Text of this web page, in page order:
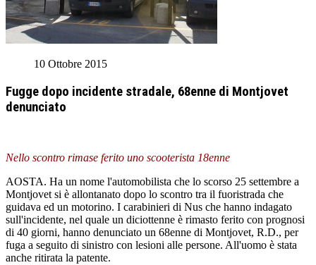
10 Ottobre 2015
Fugge dopo incidente stradale, 68enne di Montjovet
denunciato
Nello scontro rimase ferito uno scooterista 18enne
AOSTA. Ha un nome l'automobilista che lo scorso 25 settembre a
Montjovet si è allontanato dopo lo scontro tra il fuoristrada che
guidava ed un motorino. I carabinieri di Nus che hanno indagato
sull'incidente, nel quale un diciottenne è rimasto ferito con prognosi
di 40 giorni, hanno denunciato un 68enne di Montjovet, R.D., per
fuga a seguito di sinistro con lesioni alle persone. All'uomo è stata
anche ritirata la patente.